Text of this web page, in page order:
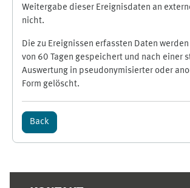
Weitergabe dieser Ereignisdaten an
nicht.
Die zu Ereignissen erfassten Daten
von 60 Tagen gespeichert und nach einer
Auswertung in pseudonymisierter oder
Form gelöscht.
Back